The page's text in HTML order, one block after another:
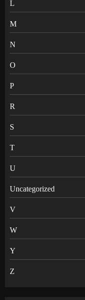
L
M
N
O
P
R
S
T
U
Uncategorized
V
W
Y
Z